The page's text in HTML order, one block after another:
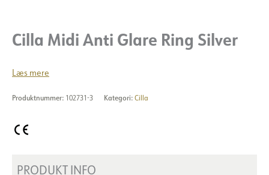
Cilla Midi Anti Glare Ring Silver
Læs mere
Produktnummer: 102731-3 Kategori: Cilla
PRODUKT INFO